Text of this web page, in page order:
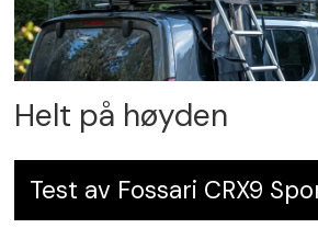
Helt på høyden
Test av Fossari CRX9